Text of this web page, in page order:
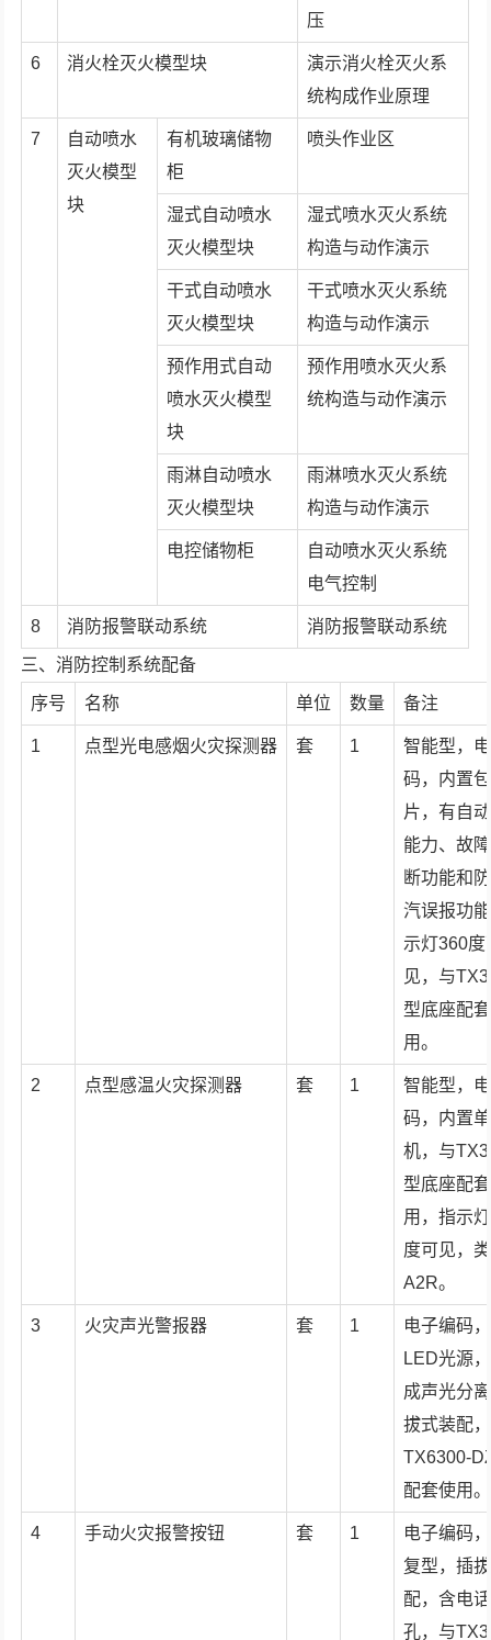
压
6 消火栓灭火模型块
演示消火栓灭火系
统构成作业原理
7
自动喷水
灭火模型
块
有机玻璃储物
柜
喷头作业区
湿式自动喷水
灭火模型块
湿式喷水灭火系统
构造与动作演示
干式自动喷水
灭火模型块
干式喷水灭火系统
构造与动作演示
预作用式自动
喷水灭火模型
块
预作用喷水灭火系
统构造与动作演示
雨淋自动喷水
灭火模型块
雨淋喷水灭火系统
构造与动作演示
电控储物柜
自动喷水灭火系统
电气控制
8 消防报警联动系统 消防报警联动系统
三、消防控制系统配备
序号 名称 单位 数量 备注
1 点型光电感烟火灾探测器 套 1
智能型，
码，内置
片，有自
能力、故
断功能和
汽误报功
示灯360度
见，与
型底座配
用。
2 点型感温火灾探测器 套 1
智能型，
码，内置
机，与
型底座配
用，指示
度可见，
A2R。
3 火灾声光警报器 套 1
电子编码
LED光源
成声光分
拔式装配
TX6300-
配套使用。
4 手动火灾报警按钮 套 1
电子编码
复型，插
配，含电
孔，与